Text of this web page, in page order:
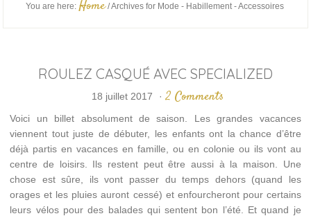
You are here: Home /Archives for Mode - Habillement - Accessoires
ROULEZ CASQUÉ AVEC SPECIALIZED
18 juillet 2017 · 2 Comments
Voici un billet absolument de saison. Les grandes vacances
viennent tout juste de débuter, les enfants ont la chance d’être
déjà partis en vacances en famille, ou en colonie ou ils vont au
centre de loisirs. Ils restent peut être aussi à la maison. Une
chose est sûre, ils vont passer du temps dehors (quand les
orages et les pluies auront cessé) et enfourcheront pour certains
leurs vélos pour des balades qui sentent bon l’été. Et quand je